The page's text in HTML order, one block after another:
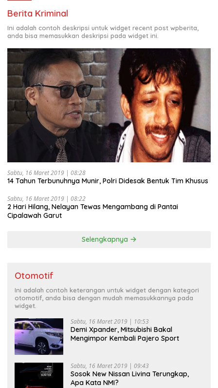
Berita Kriminal
Ini adalah contoh deskripsi untuk widget recent post wpberita,
anda bisa memasukkan deskripsi pada widget ini.
Sabtu, 16 Maret 2019 | 08:28
14 Tahun Terbunuhnya Munir, Polri Didesak Bentuk Tim Khusus
Sabtu, 16 Maret 2019 | 08:22
2 Hari Hilang, Nelayan Tewas Mengambang di Pantai
Cipalawah Garut
Selengkapnya
Otomotif
Ini adalah contoh keterangan untuk widget dengan kategori
otomotif, anda bisa dengan mudah memasukkannya pada
widget.
Sabtu, 16 Maret 2019 | 10:53
Demi Xpander, Mitsubishi Bakal
Mengimpor Kembali Pajero Sport
Sabtu, 16 Maret 2019 | 09:43
Sosok New Nissan Livina Terungkap,
Apa Kata NMI?